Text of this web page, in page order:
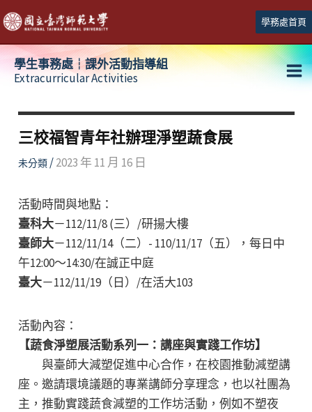
跳
至
主
學務處首頁
學生事務處┆課外活動指導組
Extracurricular Activities
三校福智青年社辦理淨塑蔬食展
未分類/2023 年 11 月 16 日
活動時間與地點：
臺科大－112/11/8 (三）/研揚大樓
臺師大－112/11/14（二）- 110/11/17（五），每日中
午12:00～14:30/在誠正中庭
臺大－112/11/19（日）/在活大103
活動內容：
【蔬食淨塑展活動系列一：講座與實踐工作坊】
與臺師大減塑促進中心合作，在校園推動減塑講
座。邀請環境議題的專業講師分享理念，也以社團為
主，推動實踐蔬食減塑的工作坊活動，例如不塑夜